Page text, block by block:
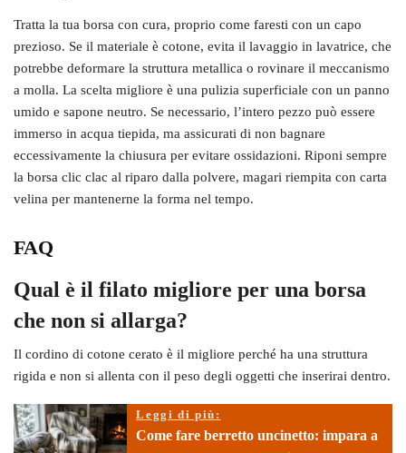
Tratta la tua borsa con cura, proprio come faresti con un capo
prezioso. Se il materiale è cotone, evita il lavaggio in lavatrice, che
potrebbe deformare la struttura metallica o rovinare il meccanismo
a molla. La scelta migliore è una pulizia superficiale con un panno
umido e sapone neutro. Se necessario, l’intero pezzo può essere
immerso in acqua tiepida, ma assicurati di non bagnare
eccessivamente la chiusura per evitare ossidazioni. Riponi sempre
la borsa clic clac al riparo dalla polvere, magari riempita con carta
velina per mantenerne la forma nel tempo.
FAQ
Qual è il filato migliore per una borsa
che non si allarga?
Il cordino di cotone cerato è il migliore perché ha una struttura
rigida e non si allenta con il peso degli oggetti che inserirai dentro.
Leggi di più:
Come fare berretto uncinetto: impara a